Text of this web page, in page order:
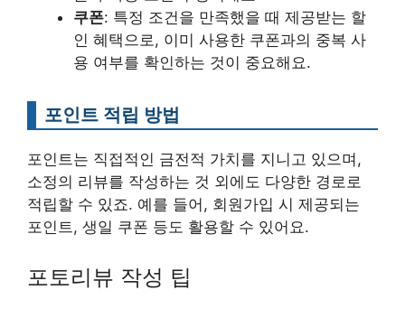
쿠폰: 특정 조건을 만족했을 때 제공받는 할
인 혜택으로, 이미 사용한 쿠폰과의 중복 사
용 여부를 확인하는 것이 중요해요.
포인트 적립 방법
포인트는 직접적인 금전적 가치를 지니고 있으며,
소정의 리뷰를 작성하는 것 외에도 다양한 경로로
적립할 수 있죠. 예를 들어, 회원가입 시 제공되는
포인트, 생일 쿠폰 등도 활용할 수 있어요.
포토리뷰 작성 팁